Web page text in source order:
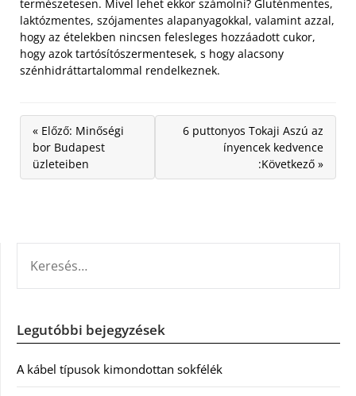
természetesen. Mivel lehet ekkor számolni? Gluténmentes,
laktózmentes, szójamentes alapanyagokkal, valamint azzal,
hogy az ételekben nincsen felesleges hozzáadott cukor,
hogy azok tartósítószermentesek, s hogy alacsony
szénhidráttartalommal rendelkeznek.
« Előző: Minőségi
bor Budapest
üzleteiben
6 puttonyos Tokaji Aszú az
ínyencek kedvence
:Következő »
Legutóbbi bejegyzések
A kábel típusok kimondottan sokfélék